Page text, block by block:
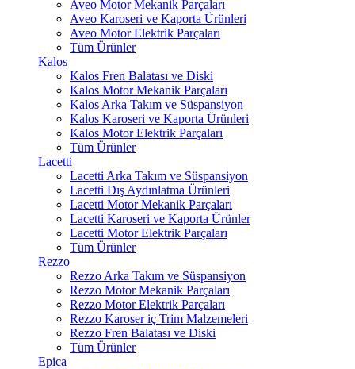
Aveo Motor Mekanik Parçaları
Aveo Karoseri ve Kaporta Ürünleri
Aveo Motor Elektrik Parçaları
Tüm Ürünler
Kalos
Kalos Fren Balatası ve Diski
Kalos Motor Mekanik Parçaları
Kalos Arka Takım ve Süspansiyon
Kalos Karoseri ve Kaporta Ürünleri
Kalos Motor Elektrik Parçaları
Tüm Ürünler
Lacetti
Lacetti Arka Takım ve Süspansiyon
Lacetti Dış Aydınlatma Ürünleri
Lacetti Motor Mekanik Parçaları
Lacetti Karoseri ve Kaporta Ürünler
Lacetti Motor Elektrik Parçaları
Tüm Ürünler
Rezzo
Rezzo Arka Takım ve Süspansiyon
Rezzo Motor Mekanik Parçaları
Rezzo Motor Elektrik Parçaları
Rezzo Karoser iç Trim Malzemeleri
Rezzo Fren Balatası ve Diski
Tüm Ürünler
Epica